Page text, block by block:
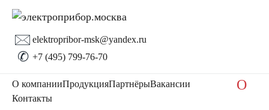
🖂 elektropribor-msk@yandex.ru
✆ +7 (495) 799-76-70
О компанииПродукцияПартнёрыВакансии
Контакты
O